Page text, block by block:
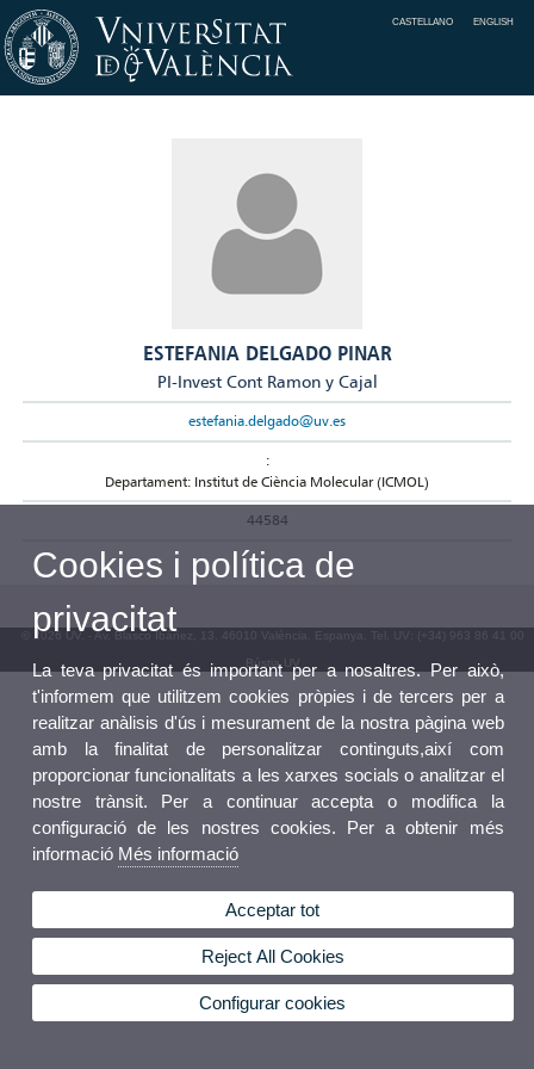
CASTELLANO ENGLISH
ESTEFANIA DELGADO PINAR
PI-Invest Cont Ramon y Cajal
estefania.delgado@uv.es
:
Departament: Institut de Ciència Molecular (ICMOL)
44584
© 2026 UV. - Av. Blasco Ibáñez, 13. 46010 València. Espanya. Tel. UV: (+34) 963 86 41 00
Bústia UV
Cookies i política de
privacitat
La teva privacitat és important per a nosaltres. Per això,
t'informem que utilitzem cookies pròpies i de tercers per a
realitzar anàlisis d'ús i mesurament de la nostra pàgina web
amb la finalitat de personalitzar continguts,així com
proporcionar funcionalitats a les xarxes socials o analitzar el
nostre trànsit. Per a continuar accepta o modifica la
configuració de les nostres cookies. Per a obtenir més
informació Més informació
Acceptar tot
Reject All Cookies
Configurar cookies